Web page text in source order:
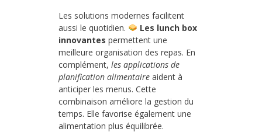
Les solutions modernes facilitent
aussi le quotidien.
Les lunch box
innovantes permettent une
meilleure organisation des repas. En
complément, les applications de
planification alimentaire aident à
anticiper les menus. Cette
combinaison améliore la gestion du
temps. Elle favorise également une
alimentation plus équilibrée.